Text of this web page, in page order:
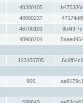
48300105
48900237
48700103
48900204
123456785
906